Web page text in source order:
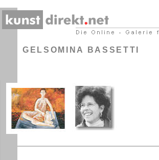
GELSOMINA BASSETTI